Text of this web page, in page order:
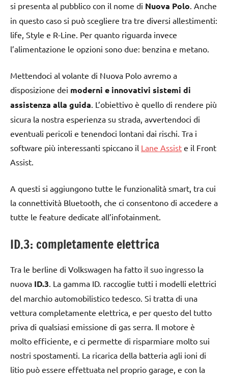
si presenta al pubblico con il nome di Nuova Polo. Anche
in questo caso si può scegliere tra tre diversi allestimenti:
life, Style e R-Line. Per quanto riguarda invece
l’alimentazione le opzioni sono due: benzina e metano.
Mettendoci al volante di Nuova Polo avremo a
disposizione dei moderni e innovativi sistemi di
assistenza alla guida. L’obiettivo è quello di rendere più
sicura la nostra esperienza su strada, avvertendoci di
eventuali pericoli e tenendoci lontani dai rischi. Tra i
software più interessanti spiccano il Lane Assist e il Front
Assist.
A questi si aggiungono tutte le funzionalità smart, tra cui
la connettività Bluetooth, che ci consentono di accedere a
tutte le feature dedicate all’infotainment.
ID.3: completamente elettrica
Tra le berline di Volkswagen ha fatto il suo ingresso la
nuova ID.3. La gamma ID. raccoglie tutti i modelli elettrici
del marchio automobilistico tedesco. Si tratta di una
vettura completamente elettrica, e per questo del tutto
priva di qualsiasi emissione di gas serra. Il motore è
molto efficiente, e ci permette di risparmiare molto sui
nostri spostamenti. La ricarica della batteria agli ioni di
litio può essere effettuata nel proprio garage, e con la